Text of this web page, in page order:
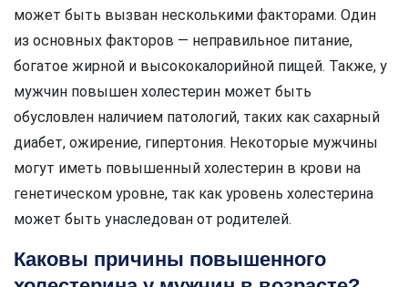
может быть вызван несколькими факторами. Один
из основных факторов — неправильное питание,
богатое жирной и высококалорийной пищей. Также, у
мужчин повышен холестерин может быть
обусловлен наличием патологий, таких как сахарный
диабет, ожирение, гипертония. Некоторые мужчины
могут иметь повышенный холестерин в крови на
генетическом уровне, так как уровень холестерина
может быть унаследован от родителей.
Каковы причины повышенного